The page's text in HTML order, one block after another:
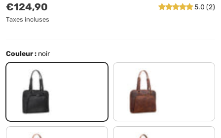
Prix habituel
€124,90
Taxes incluses
5.0 (2)
Couleur : noir
noir prestige - marron